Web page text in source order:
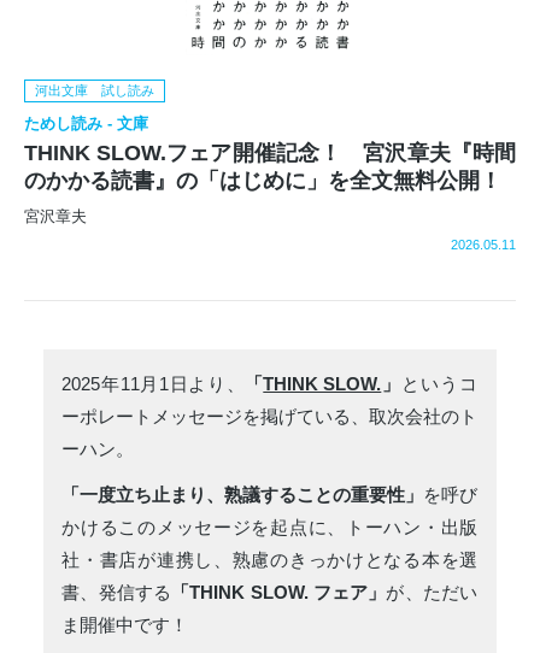
河出文庫 試し読み
ためし読み - 文庫
THINK SLOW.フェア開催記念！ 宮沢章夫『時間
のかかる読書』の「はじめに」を全文無料公開！
宮沢章夫
2026.05.11
2025年11月1日より、 「THINK SLOW. 」 というコ
ーポレートメッセージを掲げている、取次会社のト
ーハン。
「一度立ち止まり、熟議することの重要性」 を呼び
かけるこのメッセージを起点に、トーハン・出版
社・書店が連携し、熟慮のきっかけとなる本を選
書、発信する
「THINK SLOW. フェア」 が、ただい
ま開催中です！